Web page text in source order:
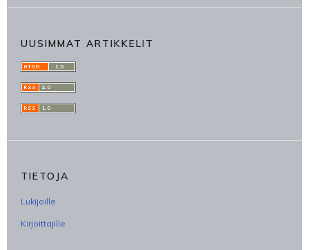
UUSIMMAT ARTIKKELIT
TIETOJA
Lukijoille
Kirjoittajille